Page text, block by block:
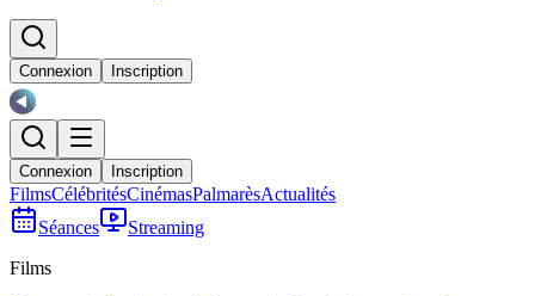
Connexion Inscription
Connexion Inscription
FilmsCélébritésCinémasPalmarèsActualités
Séances
Streaming
Films